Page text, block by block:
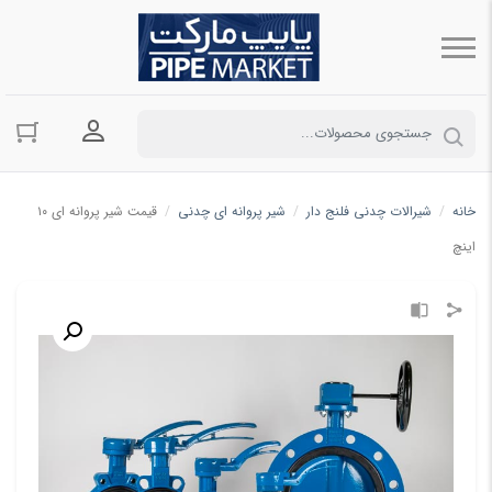
ورود به
خانه / شیرالات چدنی فلنج دار / شیر پروانه ای چدنی /
قیمت شیر پروانه ای ۱۰
اینچ